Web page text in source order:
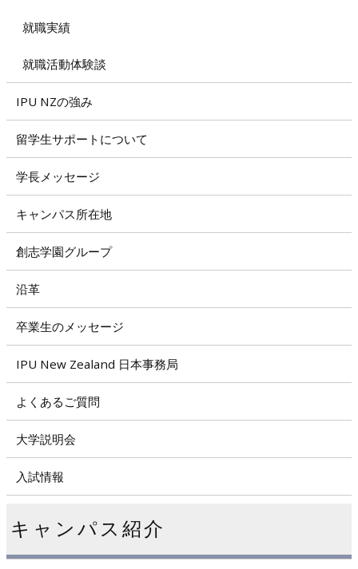
就職実績
就職活動体験談
IPU NZの強み
留学生サポートについて
学長メッセージ
キャンパス所在地
創志学園グループ
沿革
卒業生のメッセージ
IPU New Zealand 日本事務局
よくあるご質問
大学説明会
入試情報
キャンパス紹介